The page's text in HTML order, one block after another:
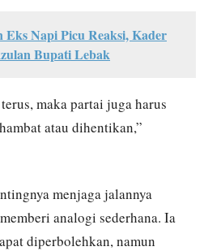
Eks Napi Picu Reaksi, Kader
Bupati Lebak
maka partai juga harus
atau dihentikan,”
menjaga jalannya
analogi sederhana. Ia
diperbolehkan, namun